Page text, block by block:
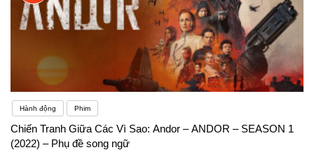
Hành động Phim
Chiến Tranh Giữa Các Vì Sao: Andor – ANDOR – SEASON 1
(2022) – Phụ đề song ngữ